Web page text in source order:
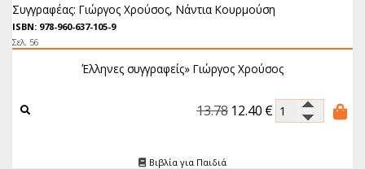
Συγγραφέας: Γιώργος Χρούσος, Νάντια Κουρμούση
ISBN: 978-960-637-105-9
Σελ. 56
Έλληνες συγγραφείς» Γιώργος Χρούσος
13.78 12.40 €
Βιβλία για Παιδιά